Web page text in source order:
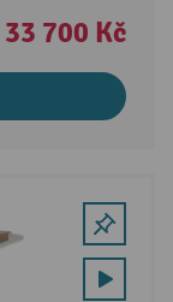
33 700 Kč